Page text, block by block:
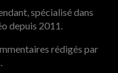
spécialisé dans
depuis 2011.
rédigés par